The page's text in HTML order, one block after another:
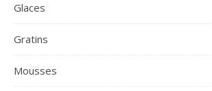
Glaces
Gratins
Mousses